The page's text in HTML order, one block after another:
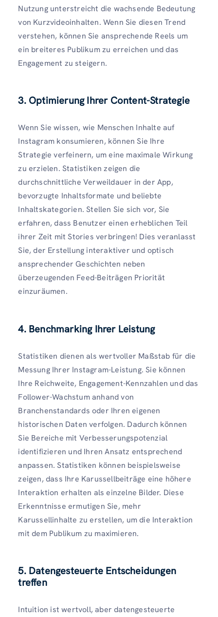
Nutzung unterstreicht die wachsende Bedeutung
von Kurzvideoinhalten. Wenn Sie diesen Trend
verstehen, können Sie ansprechende Reels um
ein breiteres Publikum zu erreichen und das
Engagement zu steigern.
3. Optimierung Ihrer Content-Strategie
Wenn Sie wissen, wie Menschen Inhalte auf
Instagram konsumieren, können Sie Ihre
Strategie verfeinern, um eine maximale Wirkung
zu erzielen. Statistiken zeigen die
durchschnittliche Verweildauer in der App,
bevorzugte Inhaltsformate und beliebte
Inhaltskategorien. Stellen Sie sich vor, Sie
erfahren, dass Benutzer einen erheblichen Teil
ihrer Zeit mit Stories verbringen! Dies veranlasst
Sie, der Erstellung interaktiver und optisch
ansprechender Geschichten neben
überzeugenden Feed-Beiträgen Priorität
einzuräumen.
4. Benchmarking Ihrer Leistung
Statistiken dienen als wertvoller Maßstab für die
Messung Ihrer Instagram-Leistung. Sie können
Ihre Reichweite, Engagement-Kennzahlen und das
Follower-Wachstum anhand von
Branchenstandards oder Ihren eigenen
historischen Daten verfolgen. Dadurch können
Sie Bereiche mit Verbesserungspotenzial
identifizieren und Ihren Ansatz entsprechend
anpassen. Statistiken können beispielsweise
zeigen, dass Ihre Karussellbeiträge eine höhere
Interaktion erhalten als einzelne Bilder. Diese
Erkenntnisse ermutigen Sie, mehr
Karussellinhalte zu erstellen, um die Interaktion
mit dem Publikum zu maximieren.
5. Datengesteuerte Entscheidungen
treffen
Intuition ist wertvoll, aber datengesteuerte